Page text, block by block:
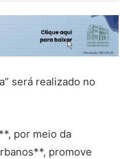
será realizado no
por meio da
promove